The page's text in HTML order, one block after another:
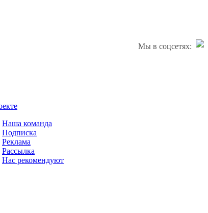
Мы в соцсетях:
Наша команда
Подписка
Реклама
Рассылка
Нас рекомендуют